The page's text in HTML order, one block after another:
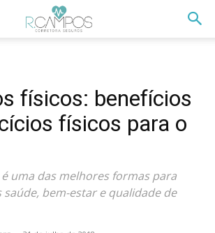
físicos: benefícios
físicos para o
uma das melhores formas para
bem-estar e qualidade de